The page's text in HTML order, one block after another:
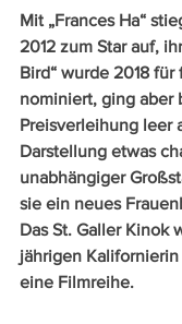
Mit „Frances Ha“
2012 zum Star auf,
Bird“ wurde 2018 für
nominiert, ging aber
Preisverleihung leer
Darstellung etwas
unabhängiger
sie ein neues
Das St. Galler Kinok
jährigen
eine Filmreihe.